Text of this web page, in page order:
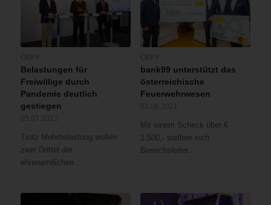
Belastungen für
Freiwillige durch
Pandemie deutlich
gestiegen
Trotz Mehrbelastung wollen
zwei Drittel der
ehrenamtlichen…
bank99 unterstützt das
österreichische
Feuerwehrwesen
Mit einem Scheck über €
1.500,- stellten sich
Bereichsleiter…